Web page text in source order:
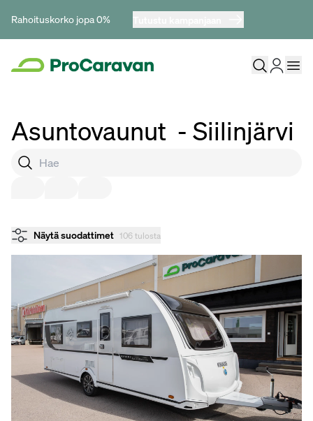
Rahoituskorko jopa 0%
Asuntovaunut - Siilinjärvi
Näytä suodattimet 106 tulosta